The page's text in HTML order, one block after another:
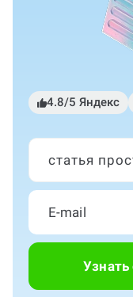
4.8/5 Яндекс
статья
Узнать